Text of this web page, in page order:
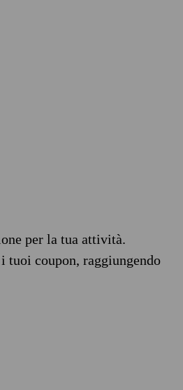
per la tua attività.
coupon, raggiungendo